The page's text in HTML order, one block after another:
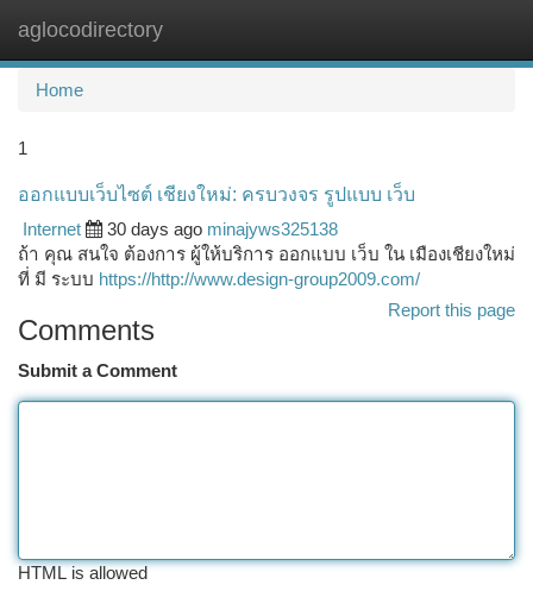
aglocodirectory
Home
1
ออกแบบเว็บไซต์ เชียงใหม่: ครบวงจร รูปแบบ เว็บ
Internet
30 days ago minajyws325138
ถ้า คุณ สนใจ ต้องการ ผู้ให้บริการ ออกแบบ เว็บ ใน เมืองเชียงใหม่
ที่ มี ระบบ https://http://www.design-group2009.com/
Report this page
Comments
Submit a Comment
HTML is allowed